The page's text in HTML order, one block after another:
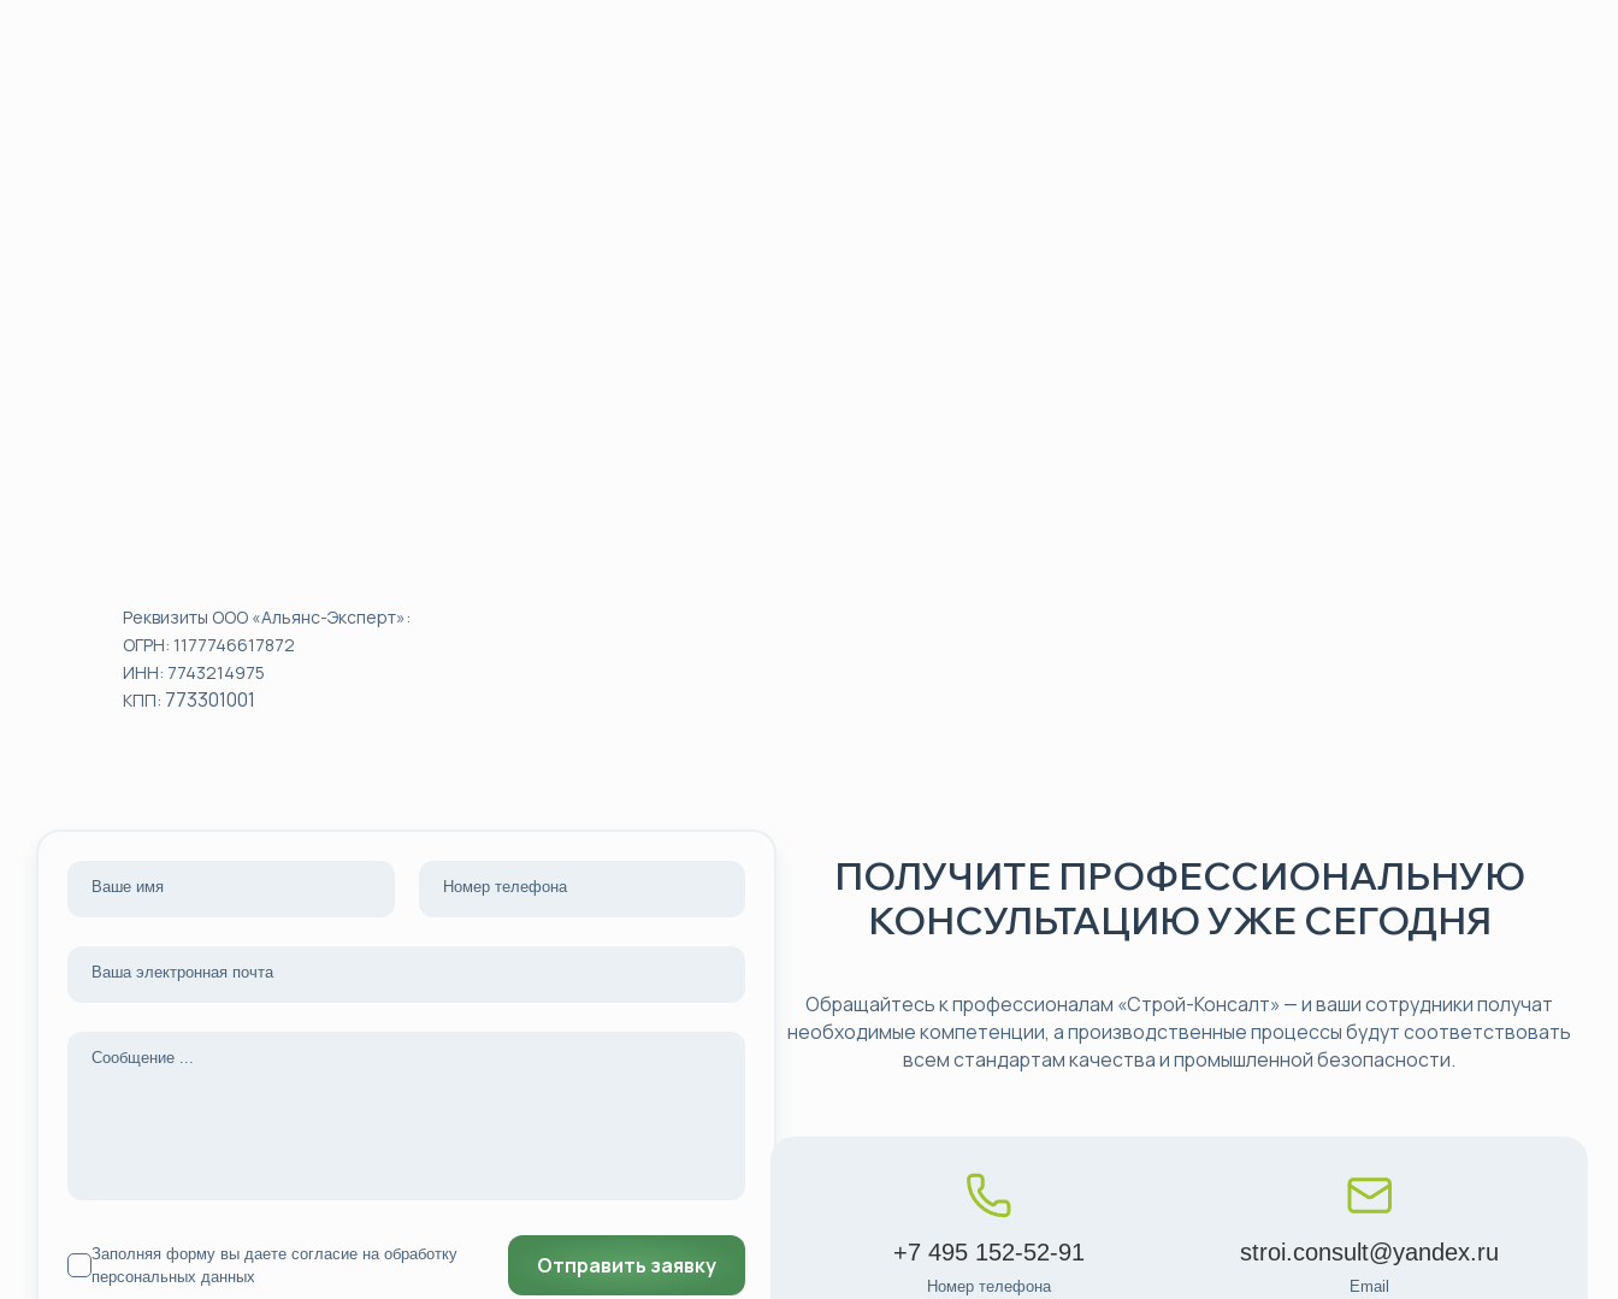
Реквизиты ООО «Альянс-Эксперт»:
ОГРН: 1177746617872
ИНН: 7743214975
КПП: 773301001
Заполняя форму вы даете согласие на обработку
персональных данных
ПОЛУЧИТЕ ПРОФЕССИОНАЛЬНУЮ
КОНСУЛЬТАЦИЮ УЖЕ СЕГОДНЯ
Обращайтесь к профессионалам «Строй-Консалт» — и ваши сотрудники получат
необходимые компетенции, а производственные процессы будут соответствовать
всем стандартам качества и промышленной безопасности.
+7 495 152-52-91
Номер телефона
stroi.consult@yandex.ru
Email